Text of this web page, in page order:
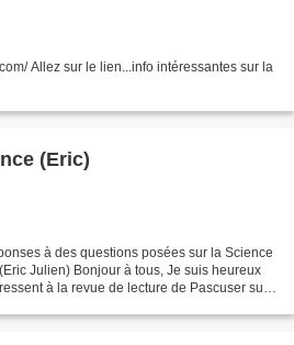
Allez sur le lien...info intéressantes sur la
(Eric)
à des questions posées sur la Science
Julien) Bonjour à tous, Je suis heureux
à la revue de lecture de Pascuser sur